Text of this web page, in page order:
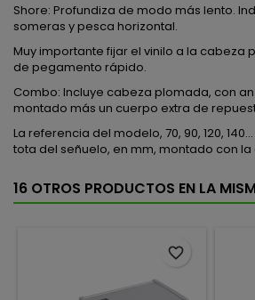
Shore: Profundiza de modo más lento.
someras y pesca horizontal.
Muy importante fijar el vinilo a la cabeza
de pegamento rápido.
Combo: Incluye cabeza plomada, con
montado más un cuerpo extra de
La referencia del modelo, 70, 90, 120,
tota del señuelo, en mm, montado con
16 OTROS PRODUCTOS EN LA
favorite_border